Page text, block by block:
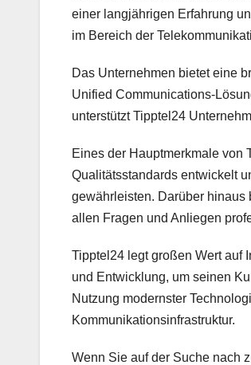
einer langjährigen Erfahrung
im Bereich der
Das Unternehmen bietet eine
Unified Communications-
unterstützt Tipptel24
Eines der Hauptmerkmale von
Qualitätsstandards entwickelt
gewährleisten. Darüber hinaus
allen Fragen und Anliegen
Tipptel24 legt großen Wert auf
und Entwicklung, um seinen
Nutzung modernster
Kommunikationsinfrastruktur.
Wenn Sie auf der Suche nach